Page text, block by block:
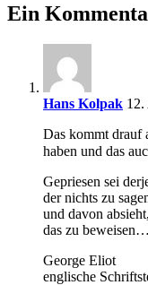
Ein
Hans Kolpak 12.
Das kommt drauf
haben und das
Gepriesen sei
der nichts zu
und davon absieht,
das zu beweisen…
George Eliot
englische